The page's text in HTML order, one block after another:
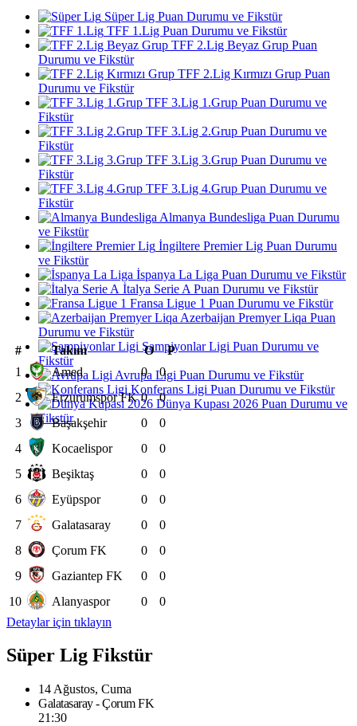
Süper Lig Puan Durumu ve Fikstür
TFF 1.Lig Puan Durumu ve Fikstür
TFF 2.Lig Beyaz Grup Puan
Durumu ve Fikstür
TFF 2.Lig Kırmızı Grup Puan
Durumu ve Fikstür
TFF 3.Lig 1.Grup Puan Durumu ve
Fikstür
TFF 3.Lig 2.Grup Puan Durumu ve
Fikstür
TFF 3.Lig 3.Grup Puan Durumu ve
Fikstür
TFF 3.Lig 4.Grup Puan Durumu ve
Fikstür
Almanya Bundesliga Puan Durumu
ve Fikstür
İngiltere Premier Lig Puan Durumu
ve Fikstür
İspanya La Liga Puan Durumu ve Fikstür
İtalya Serie A Puan Durumu ve Fikstür
Fransa Ligue 1 Puan Durumu ve Fikstür
Azerbaijan Premyer Liqa Puan
Durumu ve Fikstür
Şampiyonlar Ligi Puan Durumu ve
Fikstür
Avrupa Ligi Puan Durumu ve Fikstür
Konferans Ligi Puan Durumu ve Fikstür
Dünya Kupası 2026 Puan Durumu ve
Fikstür
# Takım O
P
1
Amed 0
0
2
Erzurumspor FK 0
0
3
Başakşehir 0
0
4
Kocaelispor 0
0
5
Beşiktaş 0
0
6
Eyüpspor 0
0
7
Galatasaray 0
0
8
Çorum FK 0
0
9
Gaziantep FK 0
0
10
Alanyaspor 0
0
Detaylar için tıklayın
Süper Lig Fikstür
14 Ağustos, Cuma
Galatasaray - Çorum FK
21:30